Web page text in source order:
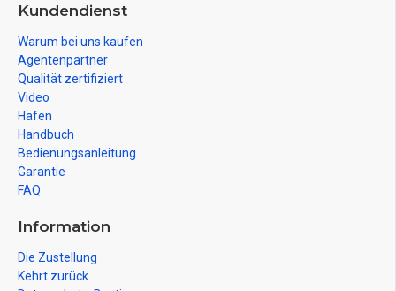
Kundendienst
Warum bei uns kaufen
Agentenpartner
Qualität zertifiziert
Video
Hafen
Handbuch
Bedienungsanleitung
Garantie
FAQ
Information
Die Zustellung
Kehrt zurück